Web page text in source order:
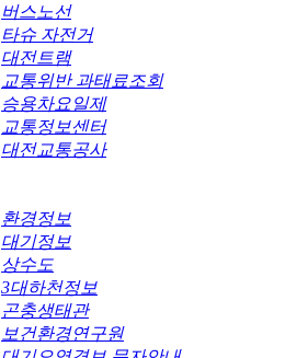
버스노선
타슈 자전거
대전트램
교통위반 과태료조회
승용차요일제
교통정보센터
대전교통공사
환경정보
대기정보
상수도
3대하천정보
곤충생태관
보건환경연구원